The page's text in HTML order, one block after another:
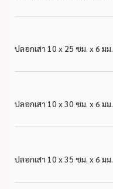
ปลอกเสา 10 x 25 ซม. x 6 มม.
ปลอกเสา 10 x 30 ซม. x 6 มม.
ปลอกเสา 10 x 35 ซม. x 6 มม.